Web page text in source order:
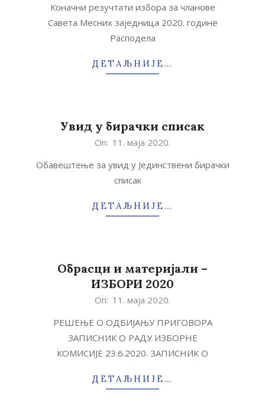
Коначни резучтати избора за чланове
Савета Месних заједница 2020. године
Расподела
ДЕТАЉНИЈЕ…
Увид у бирачки списак
11
On: 11. маја 2020.
Обавештење за увид у Јединствени бирачки
списак
ДЕТАЉНИЈЕ…
Oбрасци и материјали –
ИЗБОРИ 2020
On: 11. маја 2020.
РЕШЕЊЕ О ОДБИЈАЊУ ПРИГОВОРА
ЗАПИСНИК О РАДУ ИЗБОРНЕ
КОМИСИЈЕ 23.6.2020. ЗАПИСНИК О
ДЕТАЉНИЈЕ…